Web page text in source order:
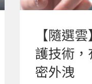
【隨選
護技術
密外洩